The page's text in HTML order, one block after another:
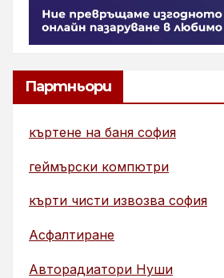
Партньори
къртене на баня софия
геймърски компютри
кърти чисти извозва софия
Асфалтиране
Авторадиатори Нуши